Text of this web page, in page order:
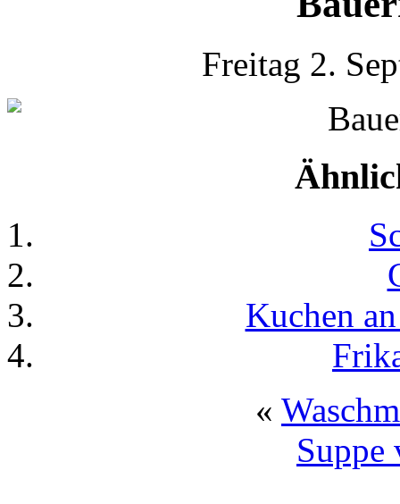
Freitag 2.
Kuchen
«
Suppe